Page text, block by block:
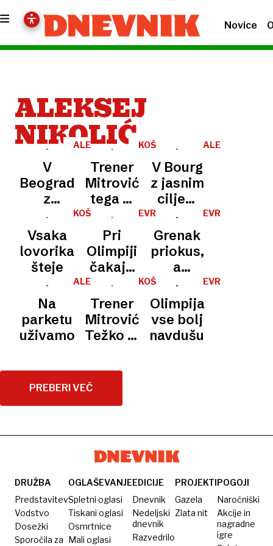
Novice
ALEKSEJ
NIKOLIĆ
ALEKSEJ
V
Beograd
z
mislijo,
da
Crveni
zvezdi
pokvarijo
KOŠARKA
Trener
Mitrović
tega ni
doživel
še nikoli
v
življenju
ALEKSEJ
V Bourg
z jasnim
ciljem
preboja
v
polfinale
KOŠARKA
Vsaka
lovorika
šteje
EVROPSKI
Pri
Olimpiji
čakajo
na
trenutek,
ko bodo
končno
EVROPSKI
Grenak
priokus,
a
zadovoljstvo
zaradi
odziva
ALEKSEJ
Na
parketu
uživamo
KOŠARKA
Trener
Mitrović:
Težko je
narediti
preobrat,
EVROPSKI
Olimpija
vse bolj
navdušuje
PREBERI VEČ
DRUŽBA
Predstavitev
Vodstvo
Dosežki
Sporočila za
OGLAŠEVANJE
Spletni oglasi
Tiskani oglasi
Osmrtnice
Mali oglasi
EDICIJE
Dnevnik
Nedeljski
dnevnik
Razvedrilo
PROJEKTI
Gazela
Zlata nit
POGOJI
Naročniški
Akcije in
nagradne
igre